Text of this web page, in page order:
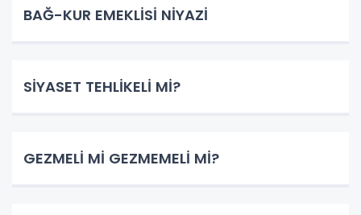
BAĞ-KUR EMEKLİSİ NİYAZİ
SİYASET TEHLİKELİ Mİ?
GEZMELİ Mİ GEZMEMELİ Mİ?